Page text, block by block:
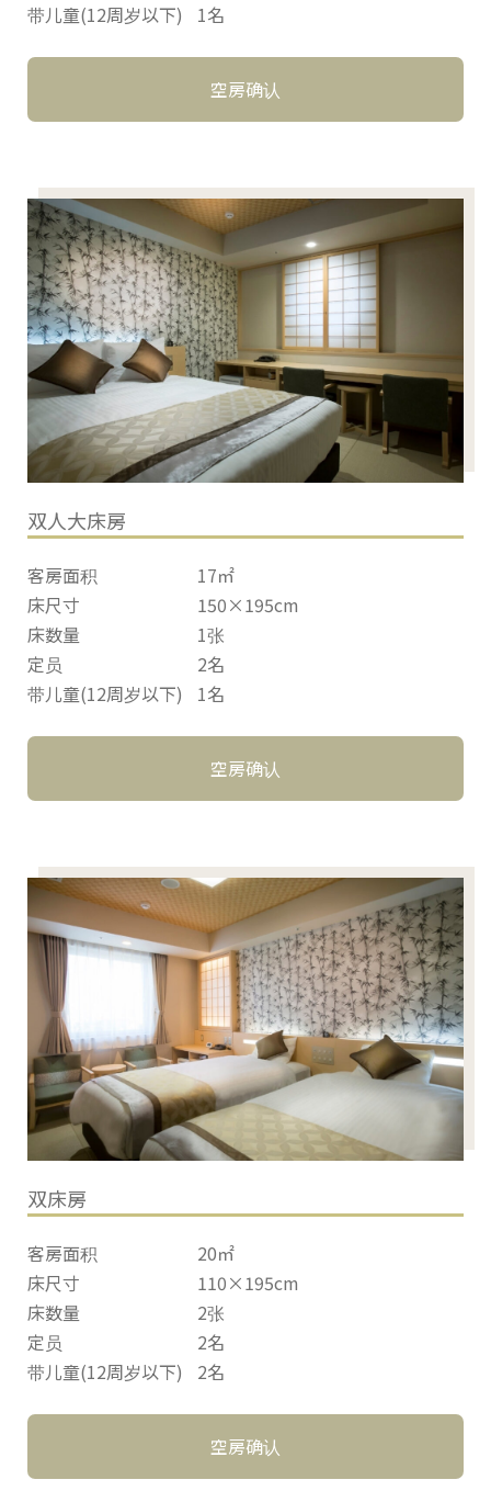
带儿童(12周岁以下)
1名
空房确认
双人大床房
客房面积
17㎡
床尺寸
150×195cm
床数量
1张
定员
2名
带儿童(12周岁以下)
1名
空房确认
双床房
客房面积
20㎡
床尺寸
110×195cm
床数量
2张
定员
2名
带儿童(12周岁以下)
2名
空房确认